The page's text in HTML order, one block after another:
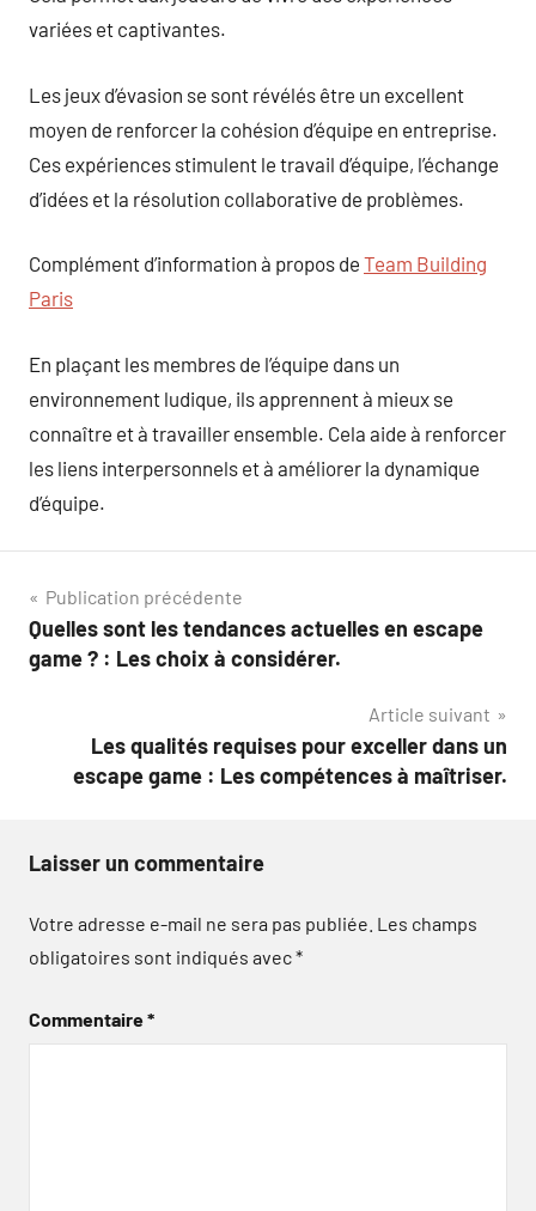
variées et captivantes.
Les jeux d’évasion se sont révélés être un excellent
moyen de renforcer la cohésion d’équipe en entreprise.
Ces expériences stimulent le travail d’équipe, l’échange
d’idées et la résolution collaborative de problèmes.
Complément d’information à propos de Team Building
Paris
En plaçant les membres de l’équipe dans un
environnement ludique, ils apprennent à mieux se
connaître et à travailler ensemble. Cela aide à renforcer
les liens interpersonnels et à améliorer la dynamique
d’équipe.
Navigation
de
Publication précédente
Quelles sont les tendances actuelles en escape
game ? : Les choix à considérer.
Article suivant
Les qualités requises pour exceller dans un
escape game : Les compétences à maîtriser.
Laisser un commentaire
Votre adresse e-mail ne sera pas publiée. Les champs
obligatoires sont indiqués avec*
Commentaire*